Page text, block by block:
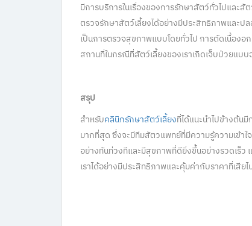
มีการบริการในเรื่องของการรักษาสัตว์ทั่วไปและ
ตรวจรักษาสัตว์เลี้ยงได้อย่างมีประสิทธิภาพและป
เป็นการตรวจสุขภาพแบบโดยทั่วไป การตัดเนื้องอ
สถานที่ในกรณีที่สัตว์เลี้ยงของเราเกิดเจ็บป่วยแบ
สรุป
สำหรับคลินิกรักษาสัตว์เลี้ยงที่ได้แนะนำไปข้างต้น
มากที่สุด ซึ่งจะมีทีมสัตวแพทย์ที่มีความรู้ความเข้าใ
อย่างทันท่วงทีและมีสุขภาพที่ดียิ่งขึ้นอย่างรวดเร็ว
เราได้อย่างมีประสิทธิภาพและคุ้มค่ากับราคาที่เสีย